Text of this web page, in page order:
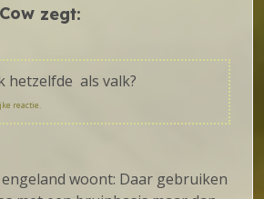
zegt:
hetzelfde als valk?
reactie.
woont: Daar gebruiken